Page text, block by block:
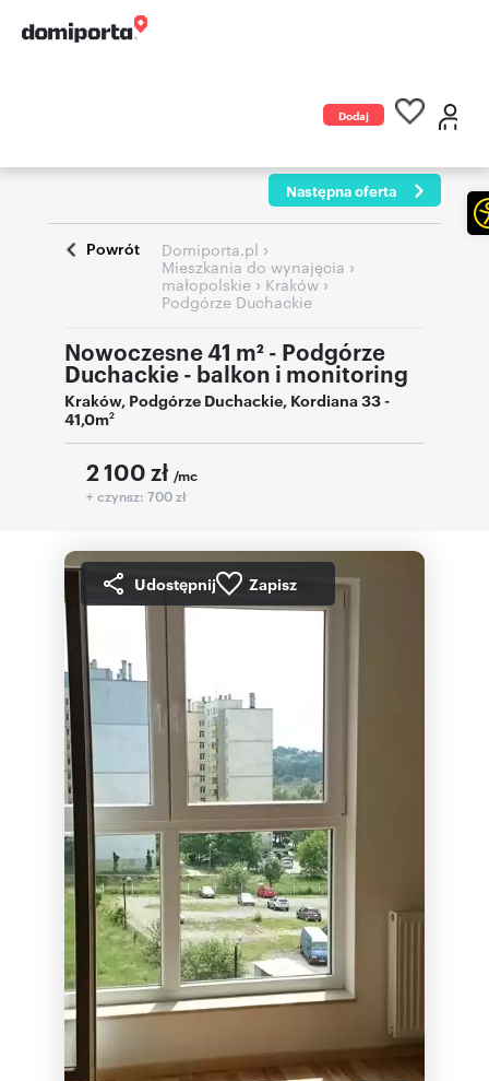
Dodaj
Następna oferta
Powrót Domiporta.pl ›
Mieszkania do wynajęcia ›
małopolskie › Kraków›
Podgórze Duchackie
Nowoczesne 41 m² - Podgórze
Duchackie - balkon i monitoring
Kraków, Podgórze Duchackie, Kordiana 33-
41,0m2
2 100 zł /mc
+ czynsz: 700 zł
Udostępnij Zapisz